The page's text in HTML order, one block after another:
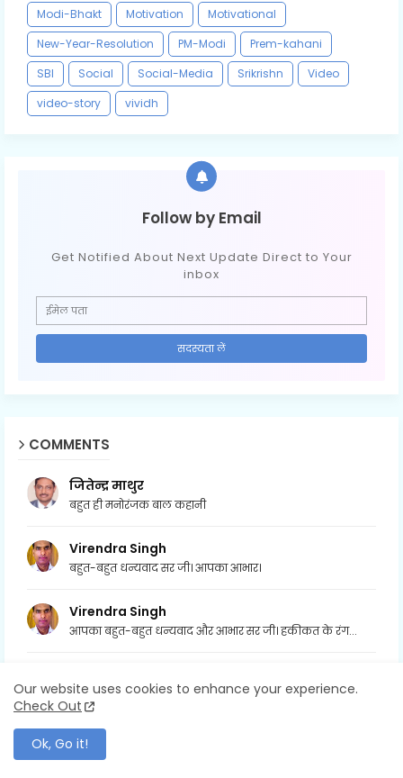
Modi-Bhakt
Motivation
Motivational
New-Year-Resolution
PM-Modi
Prem-kahani
SBI
Social Social-Media Srikrishn
Video
video-story
vividh
Follow by Email
Get Notified About Next Update Direct to Your
inbox
COMMENTS
जितेन्द्र माथुर
बहुत ही मनोरंजक बाल कहानी
Virendra Singh
बहुत-बहुत धन्यवाद सर जी। आपका आभार।
Virendra Singh
आपका बहुत-बहुत धन्यवाद और आभार सर जी। हकीकत के रंग...
आपके विचार स्वीकार्य हैं
Our website uses cookies to enhance your experience.
Check Out
Ok, Go it!